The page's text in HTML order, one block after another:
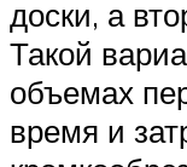
доски, а
Такой
объемах
время и